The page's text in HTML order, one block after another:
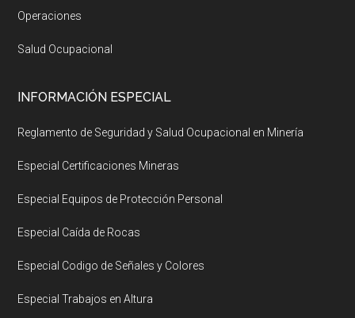
Operaciones
Salud Ocupacional
INFORMACIÓN ESPECIAL
Reglamento de Seguridad y Salud Ocupacional en Minería
Especial Certificaciones Mineras
Especial Equipos de Protección Personal
Especial Caída de Rocas
Especial Codigo de Señales y Colores
Especial Trabajos en Altura